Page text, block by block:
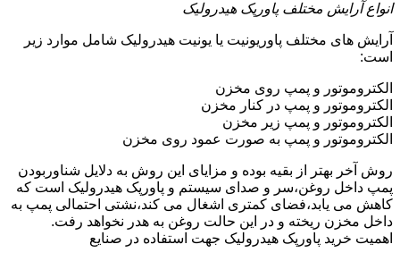
انواع آرایش مختلف پاورپک هیدرولیک
آرایش های مختلف پاوریونیت یا یونیت هیدرولیک شامل موارد زیر
است:
الکتروموتور و پمپ روی مخزن
الکتروموتور و پمپ در کنار مخزن
الکتروموتور و پمپ زیر مخزن
الکتروموتور و پمپ به صورت عمود روی مخزن
روش آخر بهتر از بقیه بوده و مزایای این روش به دلایل شناوربودن
پمپ داخل روغن،سر و صدای سیستم و پاورپک هیدرولیک است که
کاهش می یابد،فضای کمتری اشغال می کند،نشتی احتمالی پمپ به
داخل مخزن ریخته و در این حالت روغن به هدر نخواهد رفت.
اهمیت خرید پاورپک هیدرولیک جهت استفاده در صنایع